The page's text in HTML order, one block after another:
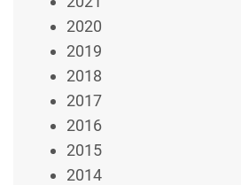
2020
2019
2018
2017
2016
2015
2014